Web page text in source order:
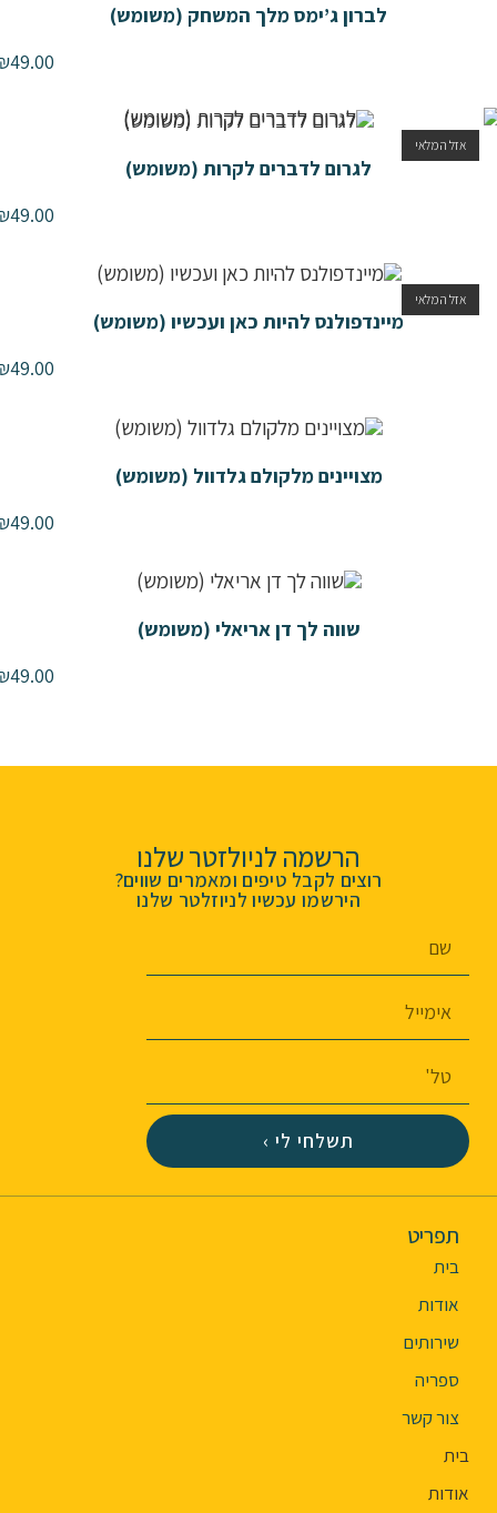
לברון ג’ימס מלך המשחק (משומש)
₪49.00
אזל המלאי
לגרום לדברים לקרות (משומש)
₪49.00
אזל המלאי
מיינדפולנס להיות כאן ועכשיו (משומש)
₪49.00
מצויינים מלקולם גלדוול (משומש)
₪49.00
שווה לך דן אריאלי (משומש)
₪49.00
הרשמה לניולזטר שלנו
רוצים לקבל טיפים ומאמרים שווים?
הירשמו עכשיו לניוזלטר שלנו
תשלחי לי ›
תפריט
בית
אודות
שירותים
ספריה
צור קשר
בית
אודות